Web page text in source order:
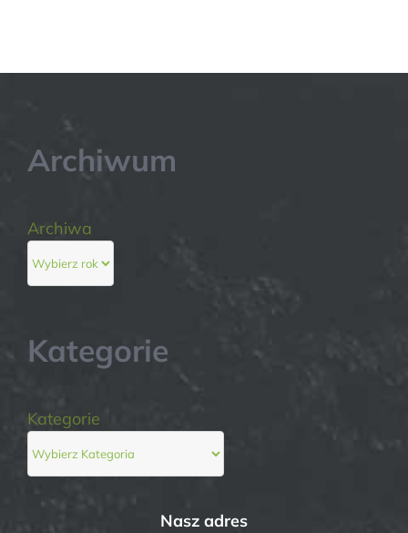
Archiwum
Archiwa
Kategorie
Kategorie
Nasz adres